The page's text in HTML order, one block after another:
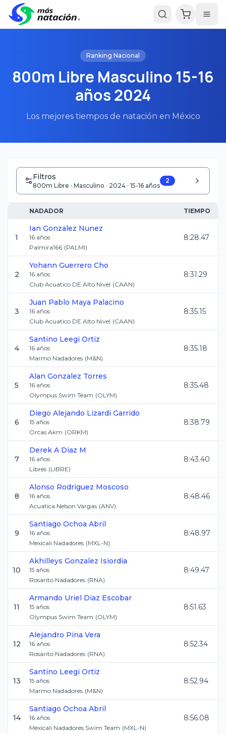
Ranking Nacional
800m Libre Masculino 15-16
años 2024
Los mejores tiempos de natación en México
Filtros
800m Libre · Masculino · 2024 · 15-16 años
2
NADADOR TIEMPO
1
Ian Gonzalez Nunez
16 años
Palmira166 (PALMI)
8:28.47
2
Yohann Guerrero Cho
16 años
Club Acuatico DE Alto Nivel (CAAN)
8:31.29
3
Juan Pablo Maya Palacino
16 años
Club Acuatico DE Alto Nivel (CAAN)
8:35.15
4
Santino Leegi Ortiz
16 años
Marmo Nadadores (M&N)
8:35.18
5
Alan Gonzalez Torres
16 años
Olympus Swim Team (OLYM)
8:35.48
6
Diego Alejando Lizardi Garrido
15 años
Orcas Akm (ORKM)
8:38.79
7
Derek A Diaz M
16 años
Libres (LIBRE)
8:43.40
8
Alonso Rodriguez Moscoso
16 años
Acuatica Nelson Vargas (ANV)
8:48.46
9
Santiago Ochoa Abril
16 años
Mexicali Nadadores (MXL-N)
8:48.97
10
Akhilleys Gonzalez Isiordia
15 años
Rosarito Nadadores (RNA)
8:49.47
11
Armando Uriel Diaz Escobar
15 años
Olympus Swim Team (OLYM)
8:51.63
12
Alejandro Pina Vera
16 años
Rosarito Nadadores (RNA)
8:52.34
13
Santino Leegi Ortiz
15 años
Marmo Nadadores (M&N)
8:52.94
14
Santiago Ochoa Abril
16 años
Mexicali Nadadores Swim Team (MXL-N)
8:56.08